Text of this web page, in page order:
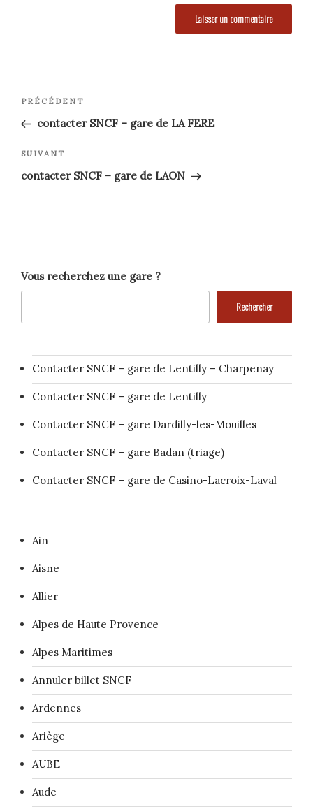
Navigation
de
l’article
Article
précédent
PRÉCÉDENT
contacter SNCF – gare de LA FERE
Article
suivant
SUIVANT
contacter SNCF – gare de LAON
Vous recherchez une gare ?
Rechercher
Contacter SNCF – gare de Lentilly – Charpenay
Contacter SNCF – gare de Lentilly
Contacter SNCF – gare Dardilly-les-Mouilles
Contacter SNCF – gare Badan (triage)
Contacter SNCF – gare de Casino-Lacroix-Laval
Ain
Aisne
Allier
Alpes de Haute Provence
Alpes Maritimes
Annuler billet SNCF
Ardennes
Ariège
AUBE
Aude